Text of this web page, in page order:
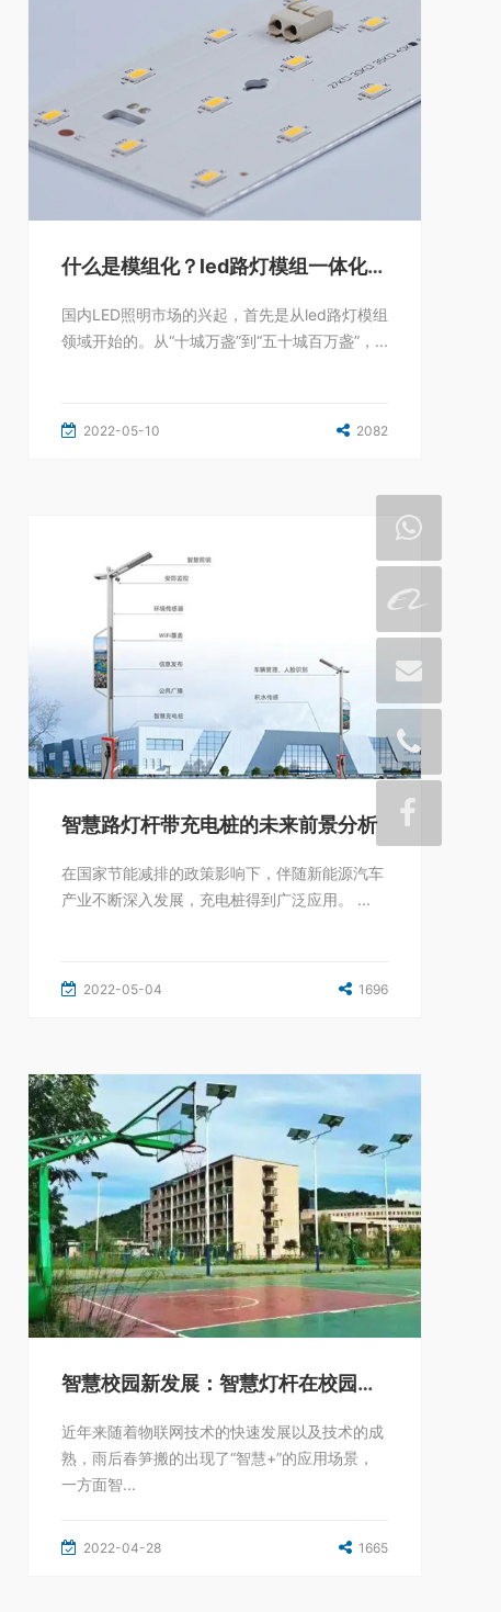
什么是模组化？led路灯模组一体化的优势及未来发展
国内LED照明市场的兴起，首先是从led路灯模组
领域开始的。从“十城万盏”到“五十城百万盏”，...
2022-05-10 2082
智慧路灯杆带充电桩的未来前景分析
在国家节能减排的政策影响下，伴随新能源汽车
产业不断深入发展，充电桩得到广泛应用。 ...
2022-05-04 1696
智慧校园新发展：智慧灯杆在校园中的应用
近年来随着物联网技术的快速发展以及技术的成
熟，雨后春笋搬的出现了“智慧+”的应用场景，
一方面智...
2022-04-28 1665